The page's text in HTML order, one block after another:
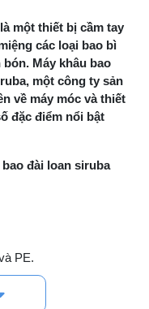
một thiết bị cầm tay
các loại bao bì
Máy khâu bao
một công ty sản
về máy móc và thiết
đặc điểm nổi bật
đài loan siruba
PE.
cắt vải ngành may
gì? Hướng dẫn chỉnh
vào và cách tính